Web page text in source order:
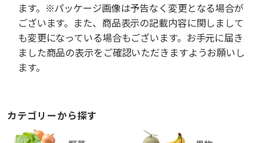
ます。※パッケージ画像は予告なく変更となる場合が
ございます。また、商品表示の記載内容に関しまして
も変更になっている場合もございます。お手元に届き
ました商品の表示をご確認いただきますようお願いし
ます。
カテゴリーから探す